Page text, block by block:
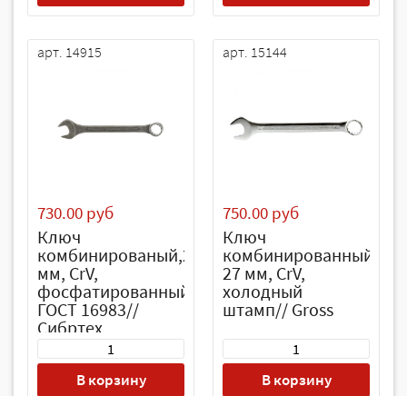
арт. 14915
730.00 руб
Ключ
комбинированый,27
мм, CrV,
фосфатированный,
ГОСТ 16983//
Сибртех
В корзину
арт. 15144
750.00 руб
Ключ
комбинированный
27 мм, CrV,
холодный
штамп// Gross
В корзину